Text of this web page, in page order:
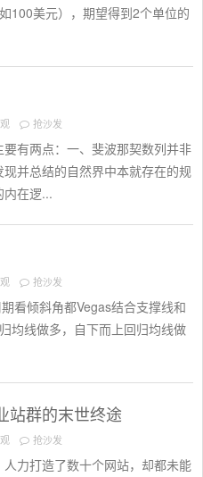
100美元），期望得到2个单位的
抢沙发
有两点：一、斐波那契数列并非
并总结的自然界中本就存在的规
内在逻...
抢沙发
看倾斜角都Vegas结合支撑线和
均线做多，自下而上回归均线做
站群的末世终途
抢沙发
力打造了数十个网站，却都未能